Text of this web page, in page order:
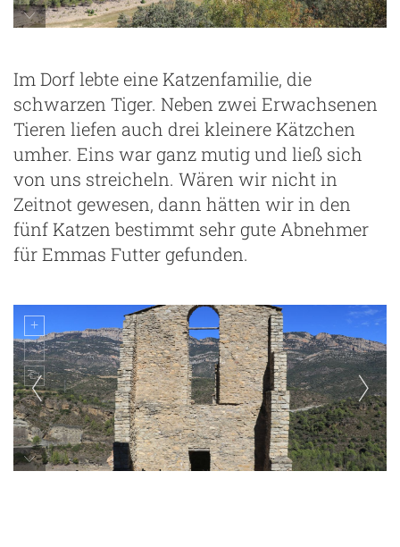
Im Dorf lebte eine Katzenfamilie, die
schwarzen Tiger. Neben zwei Erwachsenen
Tieren liefen auch drei kleinere Kätzchen
umher. Eins war ganz mutig und ließ sich
von uns streicheln. Wären wir nicht in
Zeitnot gewesen, dann hätten wir in den
fünf Katzen bestimmt sehr gute Abnehmer
für Emmas Futter gefunden.